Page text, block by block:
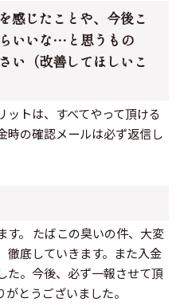
感じたことや、今後こ
いいな…と思うもの
い（改善してほしいこ
ットは、すべてやって頂ける
時の確認メールは必ず返信し
す。 たばこの臭いの件、大変
徹底していきます。また入金
た。今後、必ず一報させて頂
とうございました。